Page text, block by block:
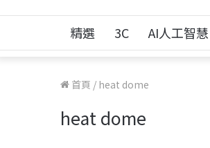
精選 3C AI人工智慧
首頁 / heat dome
heat dome